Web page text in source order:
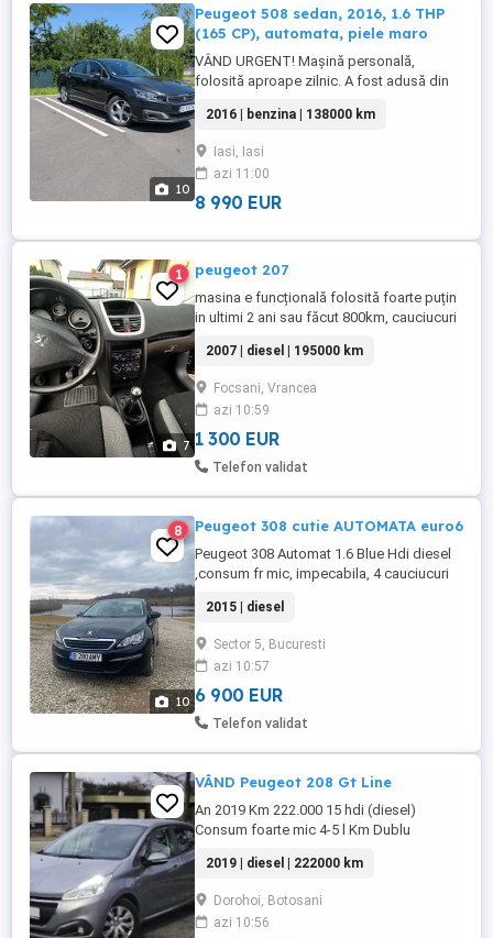
10
Peugeot 508 sedan, 2016, 1.6 THP
(165 CP), automata, piele maro
VÂND URGENT! Mașină personală,
folosită aproape zilnic. A fost adusă din
fără bătăi de cap cu EGR și DPF, spațioasă
și confortabilă, ideală pentru drumuri lungi
(consum de 6 - 6,5 l) sau oraș (10 - 11 l),
cu 5 locuri. Recent am schimbat
distribuția, tacheții ...
2016 | benzina | 138000 km
Iasi, Iasi
azi 11:00
8 990 EUR
7
1 peugeot 207
masina e funcțională folosită foarte puțin
in ultimi 2 ani sau făcut 800km, cauciucuri
20000km, masina in regulă cu
imperfecțiuni la caroserie
2007 | diesel | 195000 km
Focsani, Vrancea
azi 10:59
1 300 EUR
Telefon validat
10
8 Peugeot 308 cutie AUTOMATA euro6
Peugeot 308 Automat 1.6 Blue Hdi diesel
,consum fr mic, impecabila, 4 cauciucuri
ruleaza ca noua, revizie la zi, distributie
schimbata in urma cu 1 saptamana,
consum 3,5%, pompa de apa , role noi,
curea accesorii,baterie noua Varta start
stop ,fara scurgeri ...
2015 | diesel
Sector 5, Bucuresti
azi 10:57
6 900 EUR
Telefon validat
VÂND Peugeot 208 Gt Line
An 2019 Km 222.000 15 hdi (diesel)
Consum foarte mic 4-5 l Km Dublu
Bluetooth Comenzi pe volan Lumini de zi
LED Senzori de parcare spate cu afisaj
Cutie Manuală Geamuri electrice Oglinzi
electrice încălzite Închidere centralizata ...
2019 | diesel | 222000 km
Dorohoi, Botosani
azi 10:56